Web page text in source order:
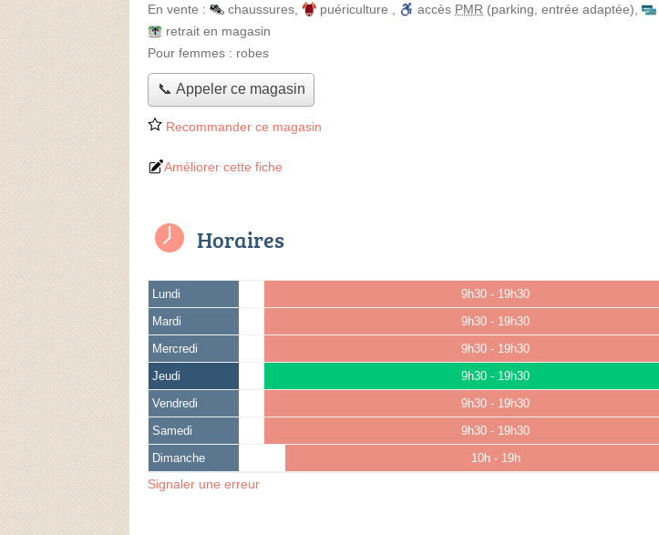
En vente : chaussures puériculture accès PMR (parking, entrée adaptée)
retrait en magasin
Pour femmes : robes
📞 Appeler ce magasin
Recommander ce magasin
Améliorer cette fiche
Horaires
Lundi 9h30 - 19h30
Mardi 9h30 - 19h30
Mercredi 9h30 - 19h30
Jeudi 9h30 - 19h30
Vendredi 9h30 - 19h30
Samedi 9h30 - 19h30
Dimanche 10h - 19h
Signaler une erreur